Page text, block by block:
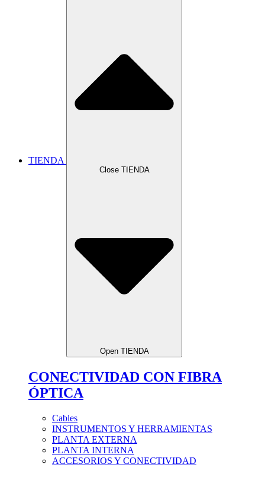
TIENDA
Close TIENDA
Open TIENDA
CONECTIVIDAD CON FIBRA
ÓPTICA
Cables
INSTRUMENTOS Y HERRAMIENTAS
PLANTA EXTERNA
PLANTA INTERNA
ACCESORIOS Y CONECTIVIDAD